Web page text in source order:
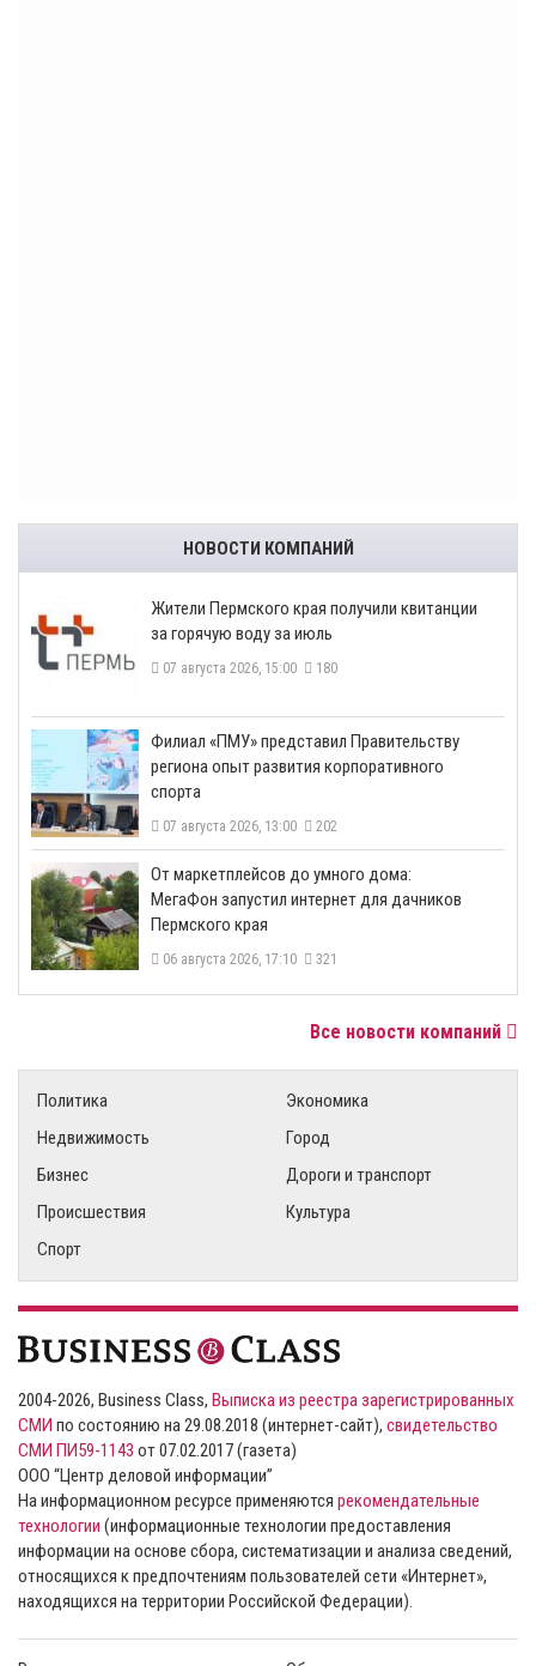
НОВОСТИ КОМПАНИЙ
​Жители Пермского края получили квитанции
за горячую воду за июль
07 августа 2026, 15:00 180
​Филиал «ПМУ» представил Правительству
региона опыт развития корпоративного
спорта
07 августа 2026, 13:00 202
От маркетплейсов до умного дома:
МегаФон запустил интернет для дачников
Пермского края
06 августа 2026, 17:10 321
Все новости компаний
Политика
Экономика
Недвижимость
Город
Бизнес
Дороги и транспорт
Происшествия
Культура
Спорт
2004-2026, Business Class, Выписка из реестра зарегистрированных
СМИ по состоянию на 29.08.2018 (интернет-сайт), свидетельство
СМИ ПИ59-1143 от 07.02.2017 (газета)
ООО “Центр деловой информации”
На информационном ресурсе применяются рекомендательные
технологии (информационные технологии предоставления
информации на основе сбора, систематизации и анализа сведений,
относящихся к предпочтениям пользователей сети «Интернет»,
находящихся на территории Российской Федерации).